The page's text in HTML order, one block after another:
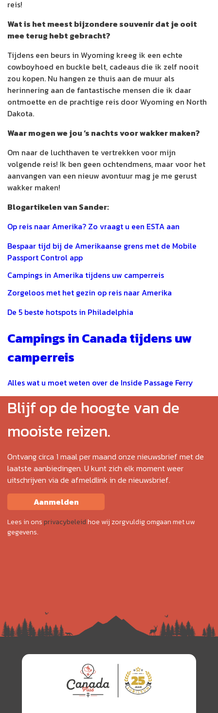
reis!
Wat is het meest bijzondere souvenir dat je ooit
mee terug hebt gebracht?
Tijdens een beurs in Wyoming kreeg ik een echte
cowboyhoed en buckle belt, cadeaus die ik zelf nooit
zou kopen. Nu hangen ze thuis aan de muur als
herinnering aan de fantastische mensen die ik daar
ontmoette en de prachtige reis door Wyoming en North
Dakota.
Waar mogen we jou ‘s nachts voor wakker maken?
Om naar de luchthaven te vertrekken voor mijn
volgende reis! Ik ben geen ochtendmens, maar voor het
aanvangen van een nieuw avontuur mag je me gerust
wakker maken!
Blogartikelen van Sander:
Op reis naar Amerika? Zo vraagt u een ESTA aan
Bespaar tijd bij de Amerikaanse grens met de Mobile
Passport Control app
Campings in Amerika tijdens uw camperreis
Zorgeloos met het gezin op reis naar Amerika
De 5 beste hotspots in Philadelphia
Campings in Canada tijdens uw
camperreis
Alles wat u moet weten over de Inside Passage Ferry
Blijf op de hoogte van de
mooiste reizen.
Ontvang circa 1 maal per maand onze nieuwsbrief met de
laatste aanbiedingen. U kunt zich elk moment weer
uitschrijven via de afmeldlink in de nieuwsbrief.
Aanmelden
Lees in onsprivacybeleidhoe wij zorgvuldig omgaan met uw
gegevens.